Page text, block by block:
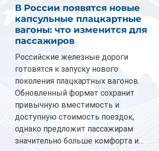
В России появятся новые
капсульные плацкартные
вагоны: что изменится для
пассажиров
Российские железные дороги
готовятся к запуску нового
поколения плацкартных вагонов.
Обновленный формат сохранит
привычную вместимость и
доступную стоимость поездок,
однако предложит пассажирам
значительно больше комфорта и